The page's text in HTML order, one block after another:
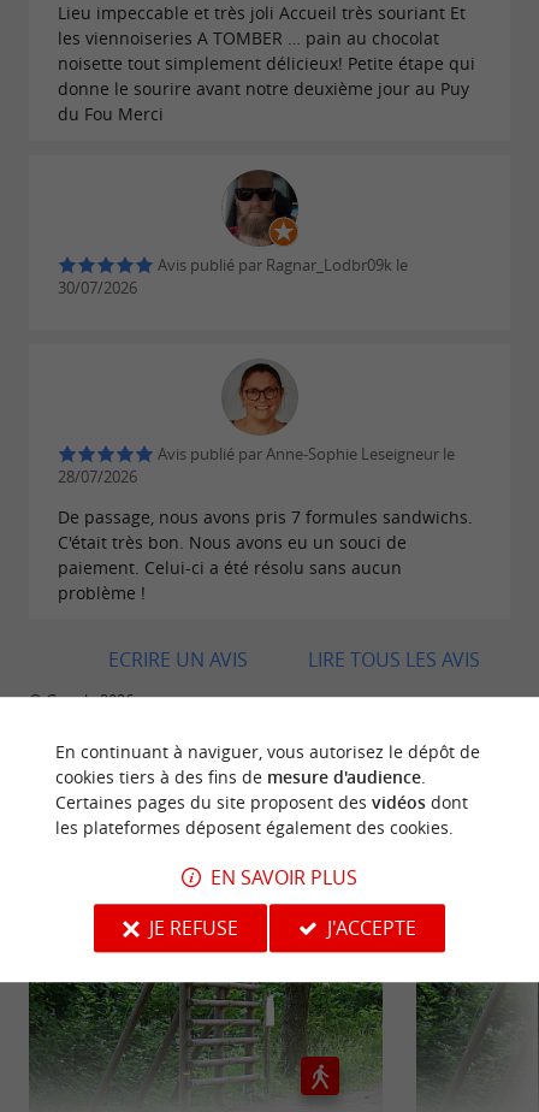
Pour votre santé, évitez de manger trop gras,
Lieu impeccable et très joli Accueil très souriant Et
les viennoiseries A TOMBER … pain au chocolat
noisette tout simplement délicieux! Petite étape qui
donne le sourire avant notre deuxième jour au Puy
du Fou Merci
Avis publié par Ragnar_Lodbr09k le
30/07/2026
Avis publié par Anne-Sophie Leseigneur le
28/07/2026
De passage, nous avons pris 7 formules sandwichs.
C'était très bon. Nous avons eu un souci de
paiement. Celui-ci a été résolu sans aucun
problème !
LIRE TOUS LES AVIS
ECRIRE UN AVIS
© Google 2026
BALADESÀ PROXIMITÉ
En continuant à naviguer, vous autorisez le dépôt de
cookies tiers à des fins de mesure d'audience.
Certaines pages du site proposent des vidéosdont
les plateformes déposent également des cookies.
EN SAVOIR PLUS
JE REFUSE
J'ACCEPTE